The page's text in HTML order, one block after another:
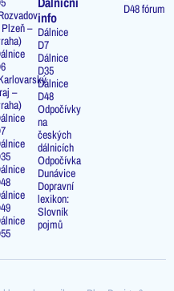
–
–
info
Dálnice
D7
Dálnice
D35
Dálnice
D48
Odpočívky
na
českých
dálnicích
Odpočívka
Dunávice
Dopravní
lexikon:
Slovník
pojmů
D48 fórum